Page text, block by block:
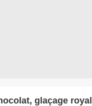
glaçage royal